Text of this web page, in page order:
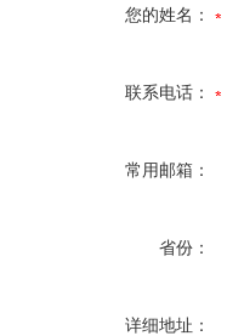
您的姓名：
联系电话：
常用邮箱：
省份：
详细地址：